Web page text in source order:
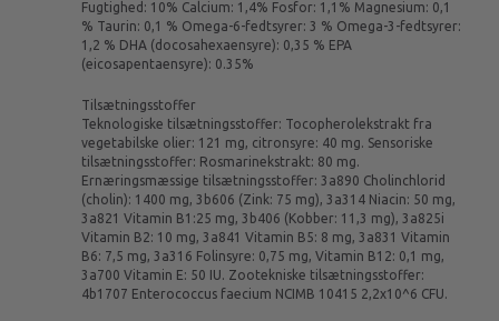
Fugtighed: 10% Calcium: 1,4% Fosfor: 1,1% Magnesium: 0,1
% Taurin: 0,1 % Omega-6-fedtsyrer: 3 % Omega-3-fedtsyrer:
1,2 % DHA (docosahexaensyre): 0,35 % EPA
(eicosapentaensyre): 0.35%
Tilsætningsstoffer
Teknologiske tilsætningsstoffer: Tocopherolekstrakt fra
vegetabilske olier: 121 mg, citronsyre: 40 mg. Sensoriske
tilsætningsstoffer: Rosmarinekstrakt: 80 mg.
Ernæringsmæssige tilsætningsstoffer: 3a890 Cholinchlorid
(cholin): 1400 mg, 3b606 (Zink: 75 mg), 3a314 Niacin: 50 mg,
3a821 Vitamin B1:25 mg, 3b406 (Kobber: 11,3 mg), 3a825i
Vitamin B2: 10 mg, 3a841 Vitamin B5: 8 mg, 3a831 Vitamin
B6: 7,5 mg, 3a316 Folinsyre: 0,75 mg, Vitamin B12: 0,1 mg,
3a700 Vitamin E: 50 IU. Zootekniske tilsætningsstoffer:
4b1707 Enterococcus faecium NCIMB 10415 2,2x10^6 CFU.